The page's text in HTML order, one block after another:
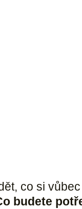
co si
budete